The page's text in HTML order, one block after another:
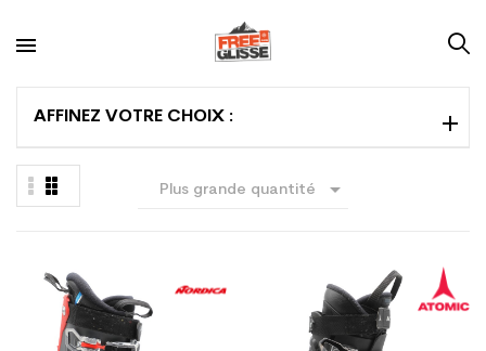
AFFINEZ VOTRE CHOIX :
Plus grande quantité 